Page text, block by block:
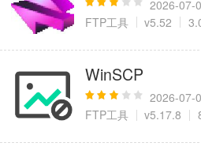
2026-07-
FTP工具
v5.52
WinSCP
2026-07-
FTP工具
v5.17.8